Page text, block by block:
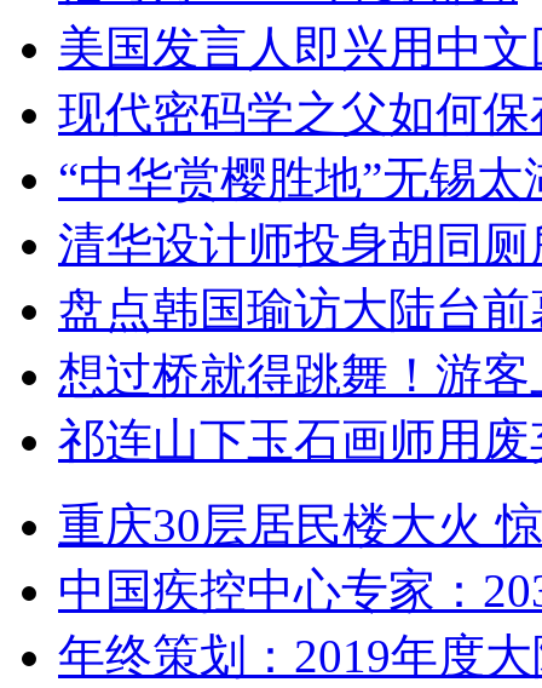
美国发言人即兴用中
现代密码学之父如何
“中华赏樱胜地”无锡
清华设计师投身胡同
盘点韩国瑜访大陆台
想过桥就得跳舞！游客
祁连山下玉石画师用
重庆30层居民楼大火
中国疾控中心专家：
年终策划：2019年度